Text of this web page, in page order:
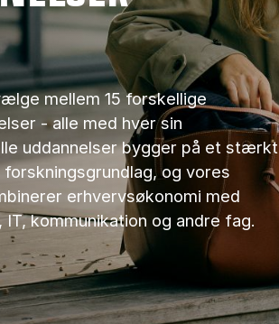
mellem 15 forskellige
- alle med hver sin
uddannelser bygger på et stærkt
og vores
erhvervsøkonomi med
kommunikation og andre fag.